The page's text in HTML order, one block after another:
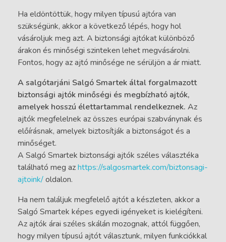
Ha eldöntöttük, hogy milyen típusú ajtóra van
szükségünk, akkor a következő lépés, hogy hol
vásároljuk meg azt. A biztonsági ajtókat különböző
árakon és minőségi szinteken lehet megvásárolni.
Fontos, hogy az ajtó minősége ne sérüljön a ár miatt.
A salgótarjáni Salgó Smartek által forgalmazott
biztonsági ajtók minőségi és megbízható ajtók,
amelyek hosszú élettartammal rendelkeznek. Az
ajtók megfelelnek az összes európai szabványnak és
előírásnak, amelyek biztosítják a biztonságot és a
minőséget.
A Salgó Smartek biztonsági ajtók széles választéka
található meg azhttps://salgosmartek.com/biztonsagi-
ajtoink/oldalon.
Ha nem találjuk megfelelő ajtót a készleten, akkor a
Salgó Smartek képes egyedi igényeket is kielégíteni.
Az ajtók árai széles skálán mozognak, attól függően,
hogy milyen típusú ajtót választunk, milyen funkciókkal